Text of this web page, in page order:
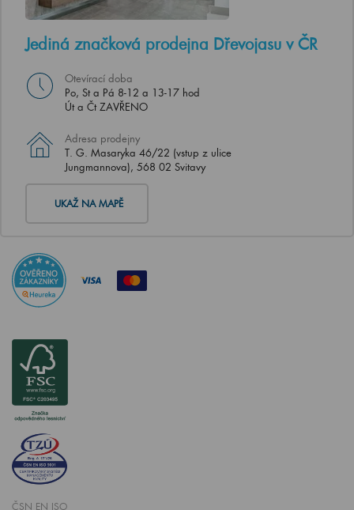
Jediná značková prodejna Dřevojasu v ČR
Otevírací doba
Po, St a Pá 8-12 a 13-17 hod
Út a Čt ZAVŘENO
Adresa prodejny
T. G. Masaryka 46/22 (vstup z ulice
Jungmannova), 568 02 Svitavy
UKAŽ NA MAPĚ
ČSN EN ISO